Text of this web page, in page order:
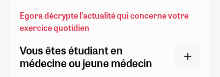
Egora décrypte l’actualité qui concerne votre
exercice quotidien
Vous êtes étudiant en
médecine ou jeune médecin